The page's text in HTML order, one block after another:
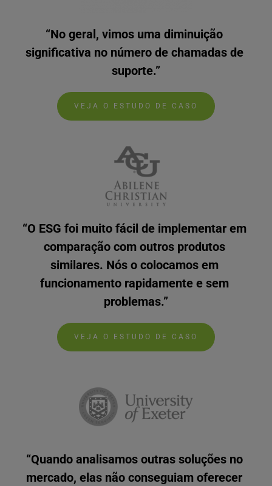
“No geral, vimos uma diminuição
significativa no número de chamadas de
suporte.”
VEJA O ESTUDO DE CASO
“O ESG foi muito fácil de implementar em
comparação com outros produtos
similares. Nós o colocamos em
funcionamento rapidamente e sem
problemas.”
VEJA O ESTUDO DE CASO
“Quando analisamos outras soluções no
mercado, elas não conseguiam oferecer